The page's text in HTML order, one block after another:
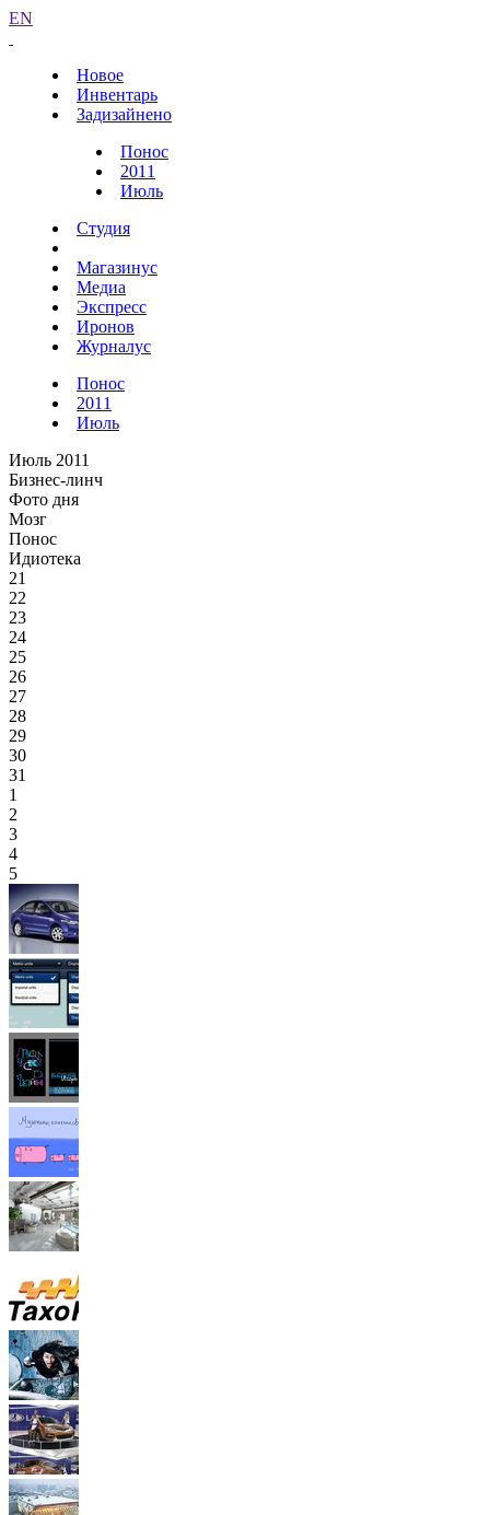
EN
Новое
Инвентарь
Задизайнено
Понос
2011
Июль
Студия
Магазинус
Медиа
Экспресс
Иронов
Журналус
Понос
2011
Июль
Июль 2011
Бизнес-линч
Фото дня
Мозг
Понос
Идиотека
21
22
23
24
25
26
27
28
29
30
31
1
2
3
4
5